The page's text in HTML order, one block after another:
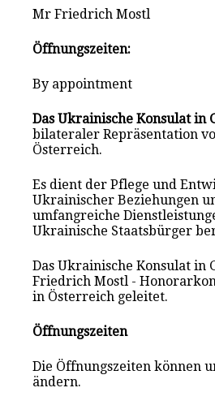
Mr Friedrich Mostl
Öffnungszeiten:
By appointment
Das Ukrainische Konsulat in
bilateraler Repräsentation
Österreich.
Es dient der Pflege und
Ukrainischer Beziehungen
umfangreiche
Ukrainische Staatsbürger
Das Ukrainische Konsulat in
Friedrich Mostl -
in Österreich geleitet.
Öffnungszeiten
Die Öffnungszeiten können
ändern.